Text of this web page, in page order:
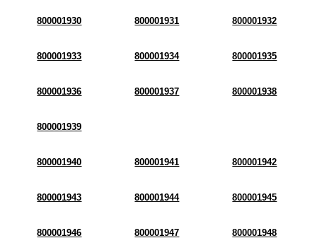
800001930 800001931 800001932
800001933 800001934 800001935
800001936 800001937 800001938
800001939
800001940 800001941 800001942
800001943 800001944 800001945
800001946 800001947 800001948